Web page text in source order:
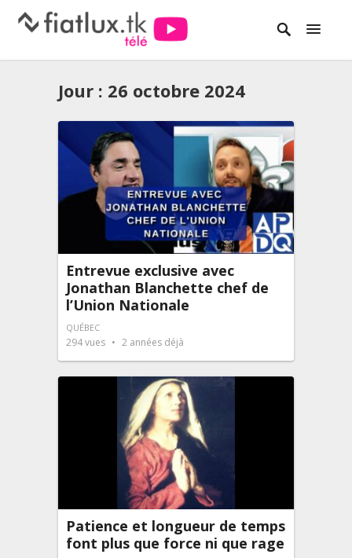
Jour : 26 octobre 2024
Entrevue exclusive avec
Jonathan Blanchette chef de
l’Union Nationale
QUÉBEC
294vues 2 années déjà
Patience et longueur de temps
font plus que force ni que rage